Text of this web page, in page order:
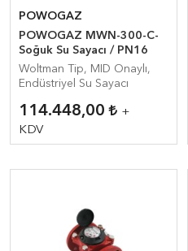
POWOGAZ
POWOGAZ MWN-300-C-
Soğuk Su Sayacı / PN16
Woltman Tip, MID Onaylı,
Endüstriyel Su Sayacı
114.448,00
+
KDV